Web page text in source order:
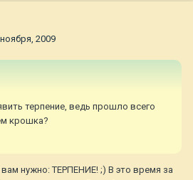
2009
терпение, ведь прошло всего
крошка?
нужно: ТЕРПЕНИЕ! ;) В это время за